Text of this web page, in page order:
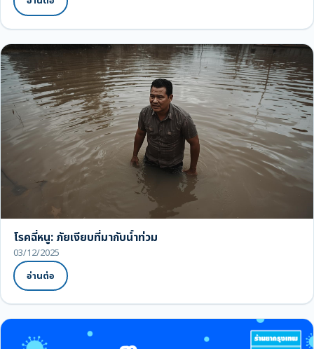
โรคฉี่หนู: ภัยเงียบที่มากับน้ำท่วม
03/12/2025
อ่านต่อ